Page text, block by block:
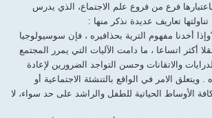
فرع من فروع علم الاجتماع، الذي يدرس
تناولتها تعاريف عديدة نذكر منها :
أخدنا مفهوم الترية بحذافيره ، فإن سوسيولوجيا
أكثر اتساعا ، ما دامت الآليات التي يمرر المجتمع
والاتقانات وحسن التواجد الضرورين لإعادة
. ويتعلق الامر في الواقع بالتنشئة الاجتماعية أو
الأوساط الحياتية للطفل والراشد على حد سواء، لا